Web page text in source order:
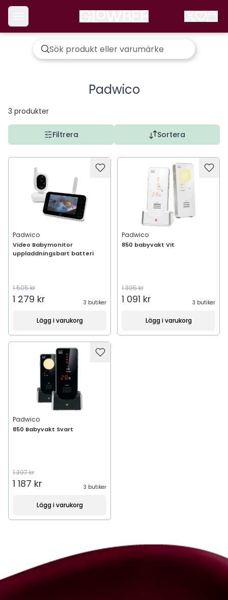
Padwico
3 produkter
Filtrera Sortera
Padwico
Video Babymonitor
uppladdningsbart batteri
1 505 kr
1 279 kr 3 butiker
Lägg i varukorg
Padwico
850 babyvakt Vit
1 395 kr
1 091 kr 3 butiker
Lägg i varukorg
Padwico
850 Babyvakt Svart
1 397 kr
1 187 kr 3 butiker
Lägg i varukorg